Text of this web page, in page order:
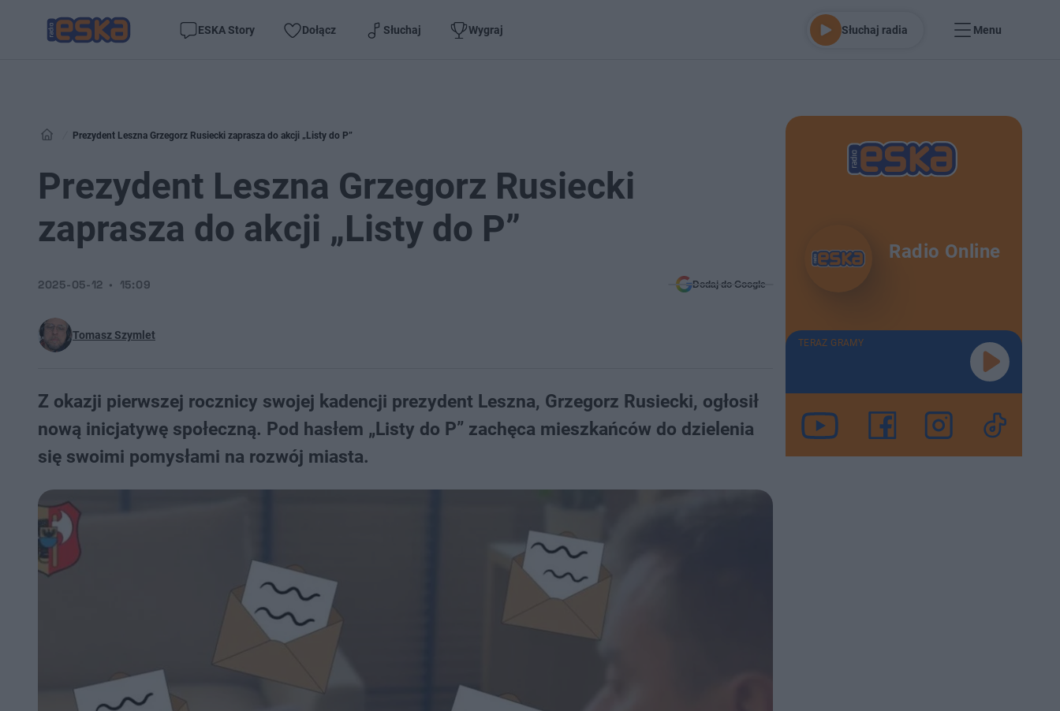
ESKA Story Dołącz Słuchaj Wygraj Słuchaj radia Menu
Prezydent Leszna Grzegorz Rusiecki zaprasza do akcji „Listy do P”
Prezydent Leszna Grzegorz Rusiecki
zaprasza do akcji „Listy do P”
Tomasz Szymlet
2025-05-12 15:09 Dodaj do Google
Z okazji pierwszej rocznicy swojej kadencji prezydent Leszna, Grzegorz Rusiecki, ogłosił
nową inicjatywę społeczną. Pod hasłem „Listy do P” zachęca mieszkańców do dzielenia
się swoimi pomysłami na rozwój miasta.
Radio Online
TERAZ GRAMY